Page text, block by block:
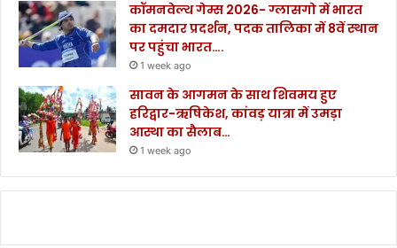
कॉमनवेल्थ गेम्स 2026- ग्लासगो में भारत
का दमदार प्रदर्शन, पदक तालिका में 8वें स्थान
पर पहुंचा भारत….
1 week ago
सावन के आगमन के साथ शिवमय हुए
हरिद्वार-ऋषिकेश, कांवड़ यात्रा में उमड़ा
आस्था का सैलाब…
1 week ago